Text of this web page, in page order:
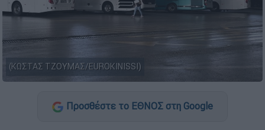
(ΚΩΣΤΑΣ ΤΖΟΥΜΑΣ/EUROKINISSI)
Προσθέστε το ΕΘΝΟΣ στη Google